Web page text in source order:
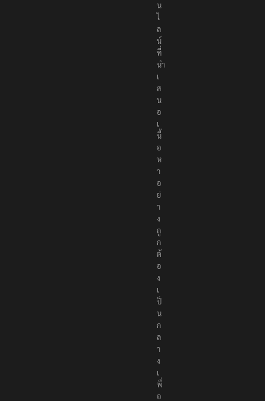
น
ไ
ล
น์
ที่
นำ
เ
ส
น
อ
เ
นื้
อ
ห
า
อ
ย่
า
ง
ถู
ก
ต้
อ
ง
เ
ป็
น
ก
ล
า
ง
เ
พื่
อ